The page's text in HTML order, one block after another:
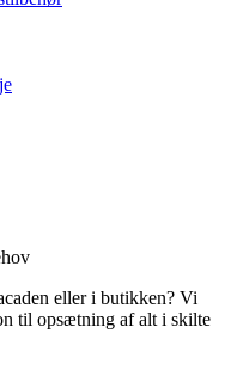
eller i butikken? Vi
til opsætning af alt i skilte